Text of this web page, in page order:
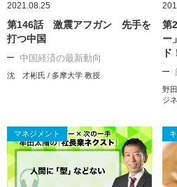
2021.08.25
第146話 激震アフガン 先手を
打つ中国
中国経済の最新動向
沈 才彬氏 / 多摩大学 教授
第
ー
ド
野
ジ
マネジメント